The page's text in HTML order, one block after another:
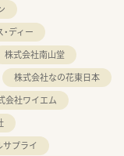
ディー
株式会社南山堂
株式会社なの花東日本
会社ワイエム
サプライ